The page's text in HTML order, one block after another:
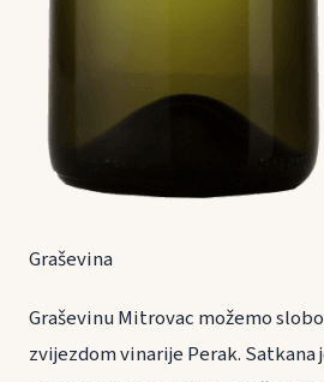
Graševina
Graševinu Mitrovac možemo
zvijezdom vinarije Perak. Satkana